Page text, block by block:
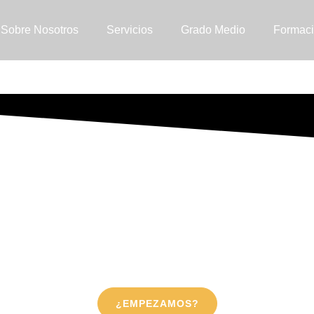
Sobre Nosotros Servicios Grado Medio
¿EMPEZAMOS?